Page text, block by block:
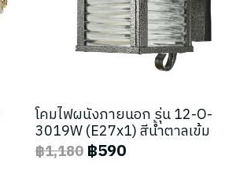
โคมไฟผนังภายนอก รุ่น 12-O-
3019W (E27x1) สีน้ำตาลเข้ม
฿1,180 ฿590